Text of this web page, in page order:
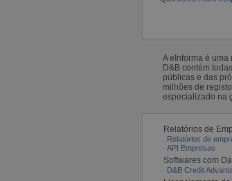
A eInforma é
D&B contém
públicas e das
milhões de
especializado na
Relatórios de
Relatórios de
API Empresas
Softwares com
D&B Credit